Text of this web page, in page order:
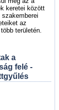
keretei között
az
területén.
a
felé -